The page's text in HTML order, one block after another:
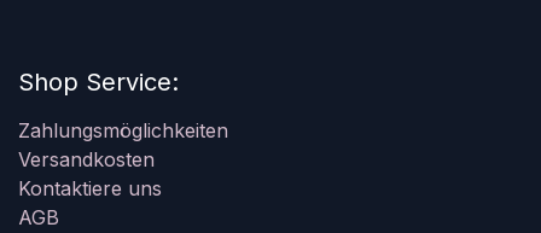
Shop Service:
Zahlungsmöglichkeiten
Versandkosten
Kontaktiere uns
AGB